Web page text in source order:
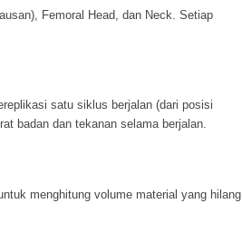
Femoral Head , dan Neck . Setiap
satu siklus berjalan (dari posisi
badan dan tekanan selama berjalan.
menghitung volume material yang hilang